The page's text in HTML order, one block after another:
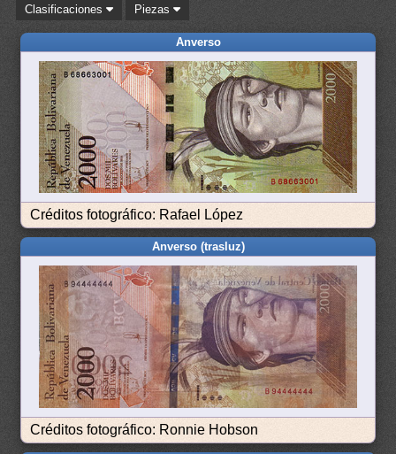
Clasificaciones
Piezas
Anverso
Créditos fotográfico: Rafael López
Anverso (trasluz)
Créditos fotográfico: Ronnie Hobson